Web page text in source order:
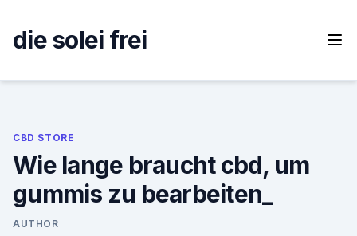
content
die solei frei
CBD STORE
Wie lange braucht cbd, um
gummis zu bearbeiten_
AUTHOR